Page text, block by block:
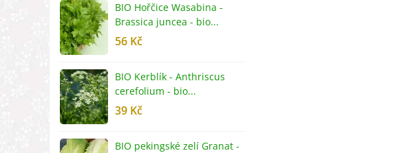
BIO Hořčice Wasabina -
Brassica juncea - bio...
56 Kč
BIO Kerblík - Anthriscus
cerefolium - bio...
39 Kč
BIO pekingské zelí Granat -